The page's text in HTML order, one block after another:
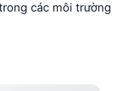
các môi trường